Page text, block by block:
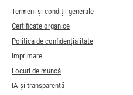
Termeni și condiții generale
Certificate organice
Politica de confidențialitate
Imprimare
Locuri de muncă
IA și transparență